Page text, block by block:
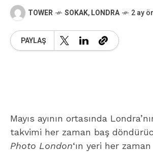
TOWER SOKAK,LONDRA 2 ay
PAYLAŞ
Mayıs ayının ortasında
takvimi her zaman baş
Photo London‘ın yeri her